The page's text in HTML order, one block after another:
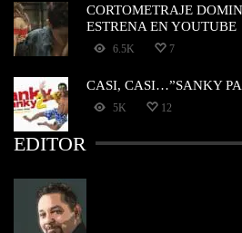
CORTOMETRAJE
ESTRENA EN YOUTUBE
6.5K 7
CASI, CASI…”SANKY
5K 12
EDITOR